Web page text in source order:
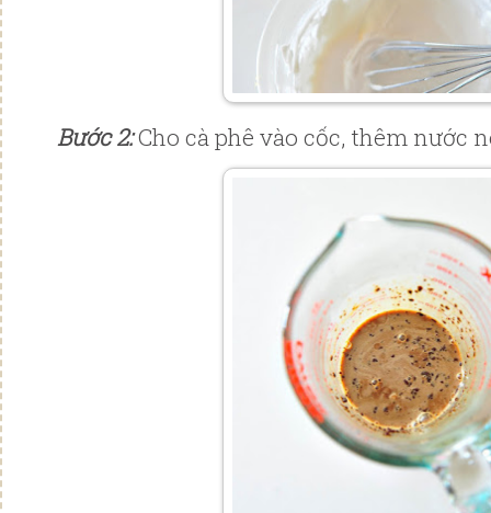
Bước 2:Cho cà phê vào cốc, thêm nước